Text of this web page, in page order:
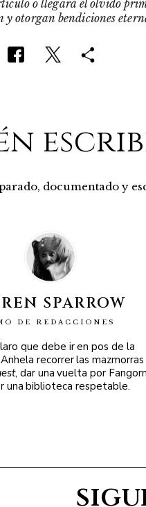
o llegará el olvido
y otorgan bendiciones
documentado y
SPARROW
DE REDACCIONES
que debe ir en pos de la
recorrer las mazmorras
, dar una vuelta por
una biblioteca respetable.